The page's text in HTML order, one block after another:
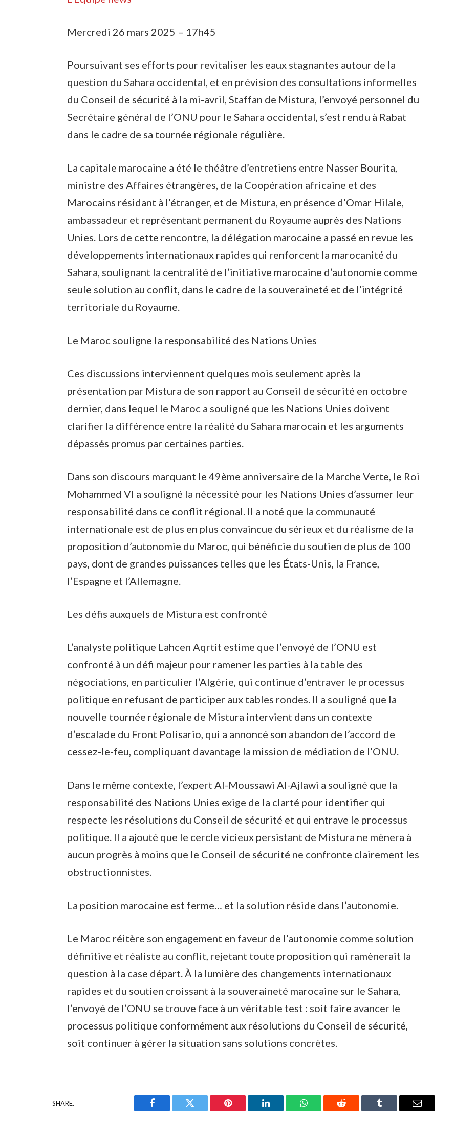
Mercredi 26 mars 2025 – 17h45
Poursuivant ses efforts pour revitaliser les eaux stagnantes autour de la
question du Sahara occidental, et en prévision des consultations informelles
du Conseil de sécurité à la mi-avril, Staffan de Mistura, l’envoyé personnel du
Secrétaire général de l’ONU pour le Sahara occidental, s’est rendu à Rabat
dans le cadre de sa tournée régionale régulière.
La capitale marocaine a été le théâtre d’entretiens entre Nasser Bourita,
ministre des Affaires étrangères, de la Coopération africaine et des
Marocains résidant à l’étranger, et de Mistura, en présence d’Omar Hilale,
ambassadeur et représentant permanent du Royaume auprès des Nations
Unies. Lors de cette rencontre, la délégation marocaine a passé en revue les
développements internationaux rapides qui renforcent la marocanité du
Sahara, soulignant la centralité de l’initiative marocaine d’autonomie comme
seule solution au conflit, dans le cadre de la souveraineté et de l’intégrité
territoriale du Royaume.
Le Maroc souligne la responsabilité des Nations Unies
Ces discussions interviennent quelques mois seulement après la
présentation par Mistura de son rapport au Conseil de sécurité en octobre
dernier, dans lequel le Maroc a souligné que les Nations Unies doivent
clarifier la différence entre la réalité du Sahara marocain et les arguments
dépassés promus par certaines parties.
Dans son discours marquant le 49ème anniversaire de la Marche Verte, le Roi
Mohammed VI a souligné la nécessité pour les Nations Unies d’assumer leur
responsabilité dans ce conflit régional. Il a noté que la communauté
internationale est de plus en plus convaincue du sérieux et du réalisme de la
proposition d’autonomie du Maroc, qui bénéficie du soutien de plus de 100
pays, dont de grandes puissances telles que les États-Unis, la France,
l’Espagne et l’Allemagne.
Les défis auxquels de Mistura est confronté
L’analyste politique Lahcen Aqrtit estime que l’envoyé de l’ONU est
confronté à un défi majeur pour ramener les parties à la table des
négociations, en particulier l’Algérie, qui continue d’entraver le processus
politique en refusant de participer aux tables rondes. Il a souligné que la
nouvelle tournée régionale de Mistura intervient dans un contexte
d’escalade du Front Polisario, qui a annoncé son abandon de l’accord de
cessez-le-feu, compliquant davantage la mission de médiation de l’ONU.
Dans le même contexte, l’expert Al-Moussawi Al-Ajlawi a souligné que la
responsabilité des Nations Unies exige de la clarté pour identifier qui
respecte les résolutions du Conseil de sécurité et qui entrave le processus
politique. Il a ajouté que le cercle vicieux persistant de Mistura ne mènera à
aucun progrès à moins que le Conseil de sécurité ne confronte clairement les
obstructionnistes.
La position marocaine est ferme… et la solution réside dans l’autonomie.
Le Maroc réitère son engagement en faveur de l’autonomie comme solution
définitive et réaliste au conflit, rejetant toute proposition qui ramènerait la
question à la case départ. À la lumière des changements internationaux
rapides et du soutien croissant à la souveraineté marocaine sur le Sahara,
l’envoyé de l’ONU se trouve face à un véritable test : soit faire avancer le
processus politique conformément aux résolutions du Conseil de sécurité,
soit continuer à gérer la situation sans solutions concrètes.
SHARE.
Facebook Twitter Pinterest LinkedIn WhatsAppReddit Tumblr Email